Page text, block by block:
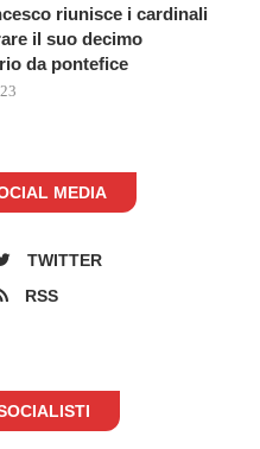
riunisce i cardinali
il suo decimo
da pontefice
MEDIA
TWITTER
RSS